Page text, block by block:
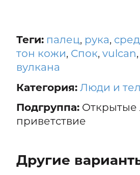
Теги: палец, рука,
тон кожи, Спок, vulcan,
вулкана
Категория: Люди и
Подгруппа:Открытые
приветствие
Другие